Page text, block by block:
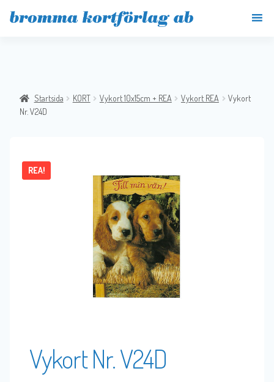
Startsida KORT Vykort 10x15cm + REA Vykort REA
Vykort
Nr. V24D
REA!
Vykort Nr. V24D